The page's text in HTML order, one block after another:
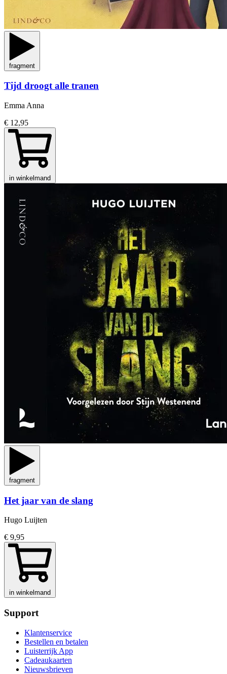
fragment
Tijd droogt alle tranen
Emma Anna
€ 12,95
in winkelmand
fragment
Het jaar van de slang
Hugo Luijten
€ 9,95
in winkelmand
Support
Klantenservice
Bestellen en betalen
Luisterrijk App
Cadeaukaarten
Nieuwsbrieven